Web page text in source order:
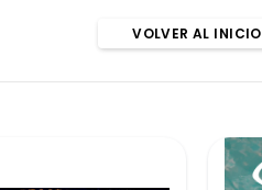
VOLVER AL INICIO